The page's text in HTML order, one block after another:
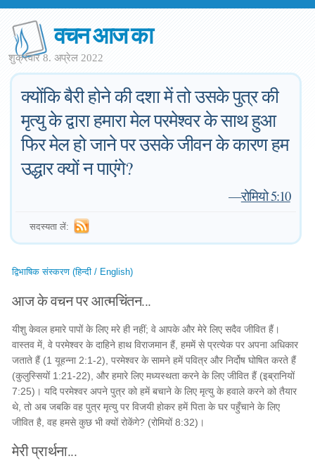
वचन आज का
शुक्रवार 8. अप्रेल 2022
क्योंकि बैरी होने की दशा में तो उसके पुत्र की
मृत्यु के द्वारा हमारा मेल परमेश्वर के साथ हुआ
फिर मेल हो जाने पर उसके जीवन के कारण हम
उद्धार क्यों न पाएंगे?
—रोमियो 5:10
सदस्यता लें:
द्विभाषिक संस्करण (हिन्दी / English)
आज के वचन पर आत्मचिंतन...
यीशु केवल हमारे पापों के लिए मरे ही नहीं; वे आपके और मेरे लिए सदैव जीवित हैं।
वास्तव में, वे परमेश्वर के दाहिने हाथ विराजमान हैं, हममें से प्रत्येक पर अपना अधिकार
जताते हैं (1 यूहन्ना 2:1-2), परमेश्वर के सामने हमें पवित्र और निर्दोष घोषित करते हैं
(कुलुस्सियों 1:21-22), और हमारे लिए मध्यस्थता करने के लिए जीवित हैं (इब्रानियों
7:25)। यदि परमेश्वर अपने पुत्र को हमें बचाने के लिए मृत्यु के हवाले करने को तैयार
थे, तो अब जबकि वह पुत्र मृत्यु पर विजयी होकर हमें पिता के घर पहुँचाने के लिए
जीवित है, वह हमसे कुछ भी क्यों रोकेंगे? (रोमियों 8:32)।
मेरी प्रार्थना...